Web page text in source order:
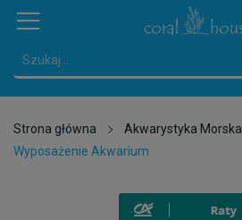
Strona główna
Akwarystyka Morska
Wyposażenie Akwarium